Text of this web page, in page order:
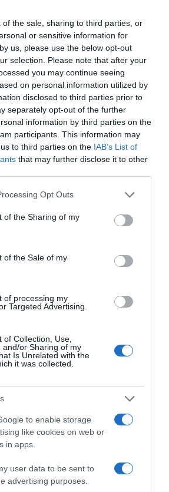
of the sale, sharing to third parties, or
or sensitive information for
us, please use the below opt-out
selection. Please note that after your
you may continue seeing
on personal information utilized by
disclosed to third parties prior to
separately opt-out of the further
information by third parties on the
participants. This information may
to third parties on the IAB’s List of
that may further disclose it to other
app uses one or more Google
or usage behaviour. You may click to
to Google and its third-party tags to
specified purposes in below Google
Opt Outs
of the Sharing of my
of the Sale of my
of processing my
Targeted Advertising.
of Collection, Use,
and/or Sharing of my
Is Unrelated with the
it was collected.
to enable storage
like cookies on web or
in apps.
user data to be sent to
advertising purposes.
πηγή στην Google
Η εμπορική ναυτιλία
ενός ακήρυχτου
στον ορίζοντα: Πού
στη μεγάλη
έως τις 14 Αυγούστου
Η εθνική υποδομή για
υγείας προς
το debater.gr στο
Google News
όλες τις ειδήσεις
Tweet